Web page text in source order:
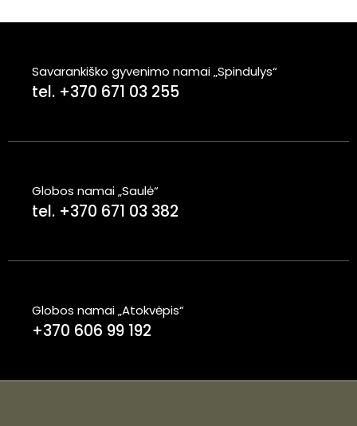
Savarankiško gyvenimo namai „Spindulys“
tel. +370 671 03 255
Globos namai „Saulė“
tel. +370 671 03 382
Globos namai „Atokvėpis“
+370 606 99 192